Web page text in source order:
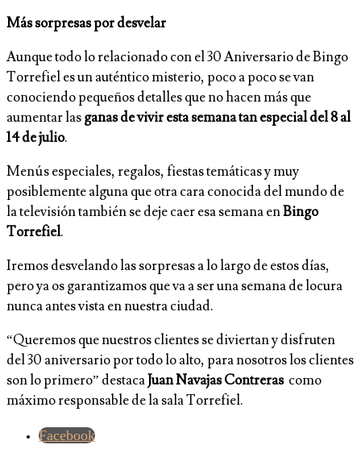
Más sorpresas por desvelar
Aunque todo lo relacionado con el 30 Aniversario de Bingo
Torrefiel es un auténtico misterio, poco a poco se van
conociendo pequeños detalles que no hacen más que
aumentar lasganas de vivir esta semana tan especial del 8 al
14 de julio.
Menús especiales, regalos, fiestas temáticas y muy
posiblemente alguna que otra cara conocida del mundo de
la televisión también se deje caer esa semana enBingo
Torrefiel.
Iremos desvelando las sorpresas a lo largo de estos días,
pero ya os garantizamos que va a ser una semana de locura
nunca antes vista en nuestra ciudad.
“Queremos que nuestros clientes se diviertan y disfruten
del 30 aniversario por todo lo alto, para nosotros los clientes
son lo primero” destacaJuan Navajas Contrerascomo
máximo responsable de la sala Torrefiel.
Facebook